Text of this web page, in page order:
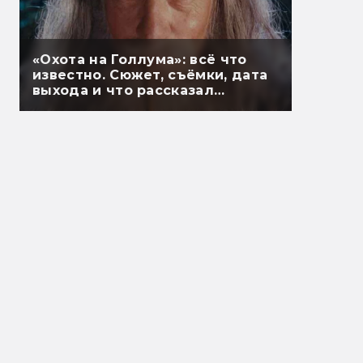
«Охота на Голлума»: всё что
известно. Сюжет, съёмки, дата
выхода и что рассказал